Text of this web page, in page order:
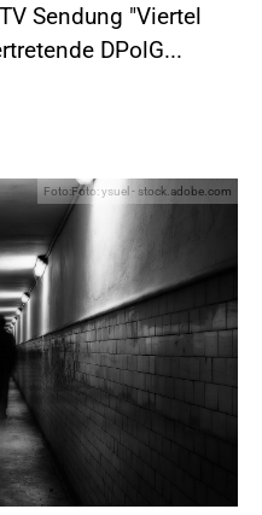
Sendung "Viertel
DPolG...
Foto:Foto: ysuel - stock.adobe.com